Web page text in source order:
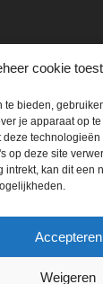
cookie
te bieden,
je apparaat op
deze
op deze site
intrekt, kan dit een
Accepteren
Weigeren